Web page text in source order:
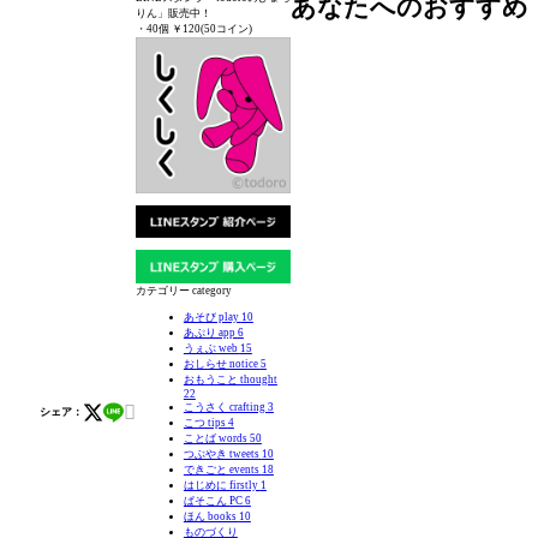
シェア： 
りん」販売中！
・40個 ￥120(50コイン)
カテゴリー category
あそび play 10
あぷり app 6
うぇぶ web 15
おしらせ notice 5
おもうこと thought
22
こうさく crafting 3
こつ tips 4
ことば words 50
つぶやき tweets 10
できごと events 18
はじめに firstly 1
ぱそこん PC 6
ほん books 10
ものづくり
あなたへのおすすめ